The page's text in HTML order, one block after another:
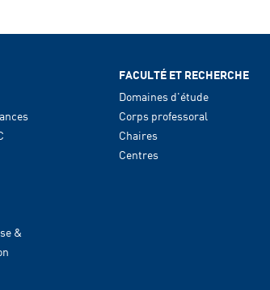
&
FACULTÉ ET RECHERCHE
Domaines d'étude
Corps professoral
Chaires
Centres